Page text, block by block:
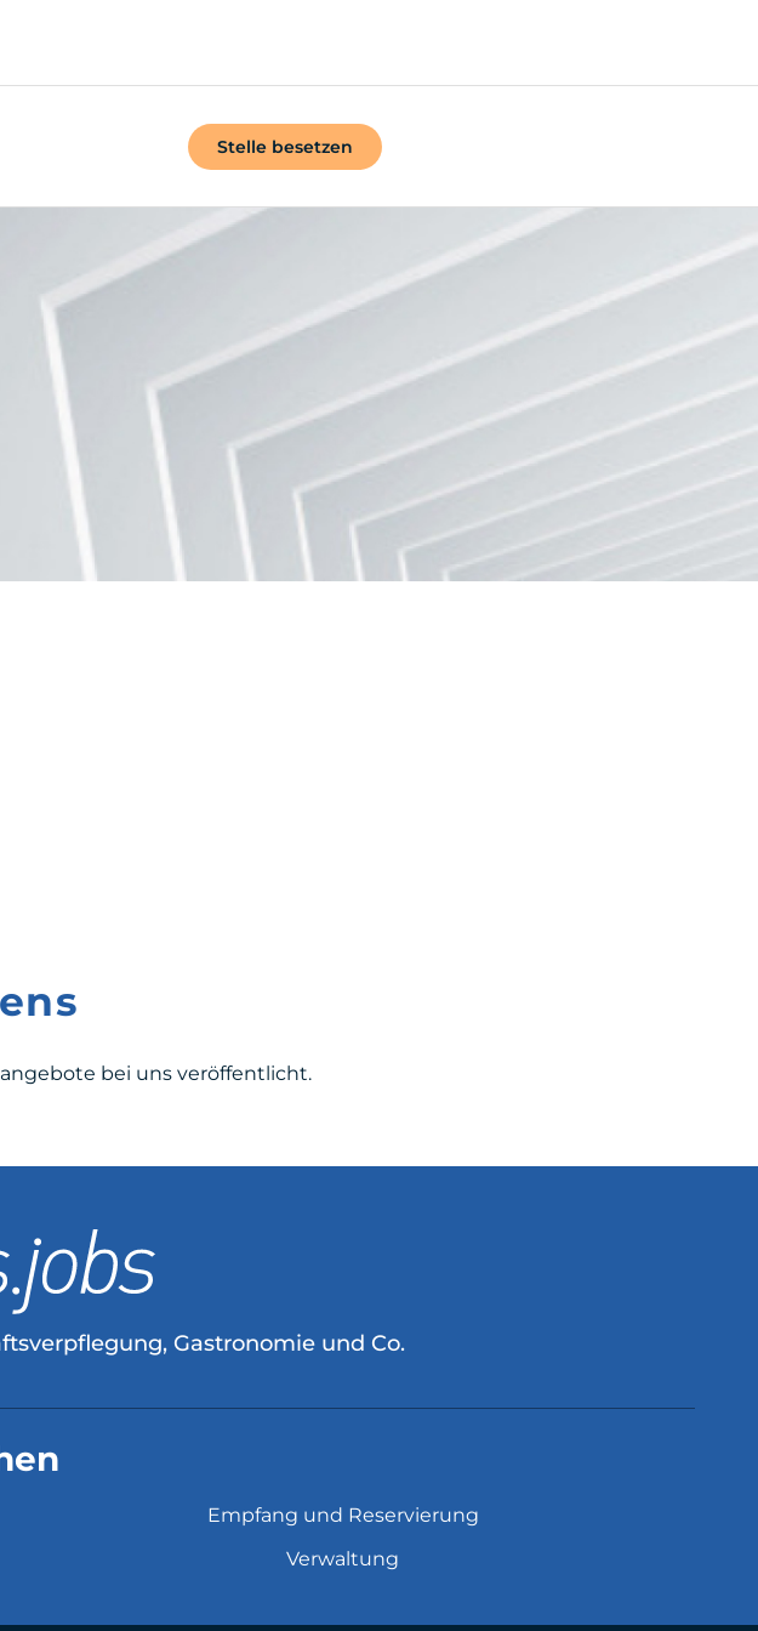
Stelle besetzen
bei uns veröffentlicht.
Gastronomie und Co.
Empfang und Reservierung
Verwaltung